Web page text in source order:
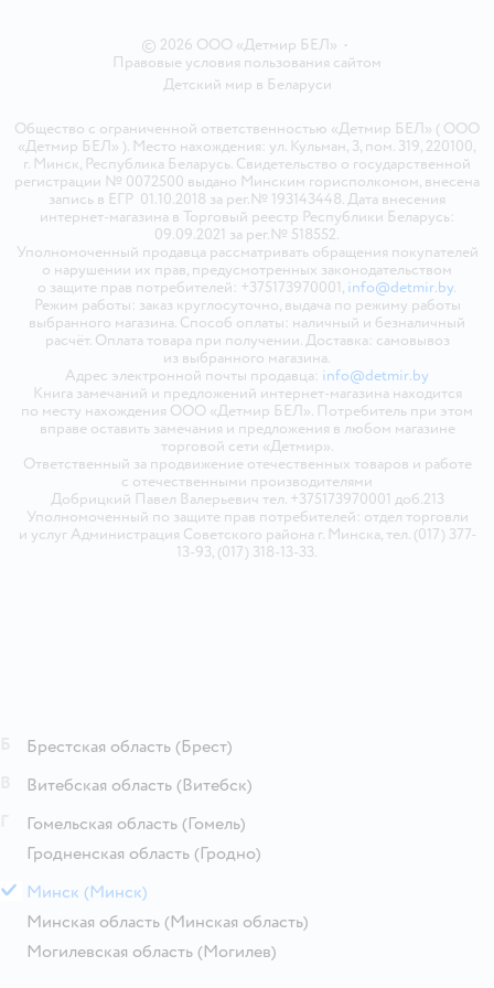
© 2026 ООО «Детмир БЕЛ» •
Правовые условия пользования сайтом
Детский мир в Беларуси
Общество с ограниченной ответственностью «Детмир БЕЛ» ( ООО
«Детмир БЕЛ» ). Место нахождения: ул. Кульман, 3, пом. 319, 220100,
г. Минск, Республика Беларусь. Свидетельство о государственной
регистрации № 0072500 выдано Минским горисполкомом, внесена
запись в ЕГР 01.10.2018 за рег.№ 193143448. Дата внесения
интернет-магазина в Торговый реестр Республики Беларусь:
09.09.2021 за рег.№ 518552.
Уполномоченный продавца рассматривать обращения покупателей
о нарушении их прав, предусмотренных законодательством
о защите прав потребителей: +375173970001, info@detmir.by.
Режим работы: заказ круглосуточно, выдача по режиму работы
выбранного магазина. Способ оплаты: наличный и безналичный
расчёт. Оплата товара при получении. Доставка: самовывоз
из выбранного магазина.
Адрес электронной почты продавца: info@detmir.by
Книга замечаний и предложений интернет-магазина находится
по месту нахождения ООО «Детмир БЕЛ». Потребитель при этом
вправе оставить замечания и предложения в любом магазине
торговой сети «Детмир».
Ответственный за продвижение отечественных товаров и работе
с отечественными производителями
Добрицкий Павел Валерьевич тел. +375173970001 доб.213
Уполномоченный по защите прав потребителей: отдел торговли
и услуг Администрация Советского района г. Минска, тел. (017) 377-
13-93, (017) 318-13-33.
Брестская область (Брест)
Витебская область (Витебск)
Гомельская область (Гомель)
Гродненская область (Гродно)
М Минск (Минск)
Минская область (Минская область)
Могилевская область (Могилев)